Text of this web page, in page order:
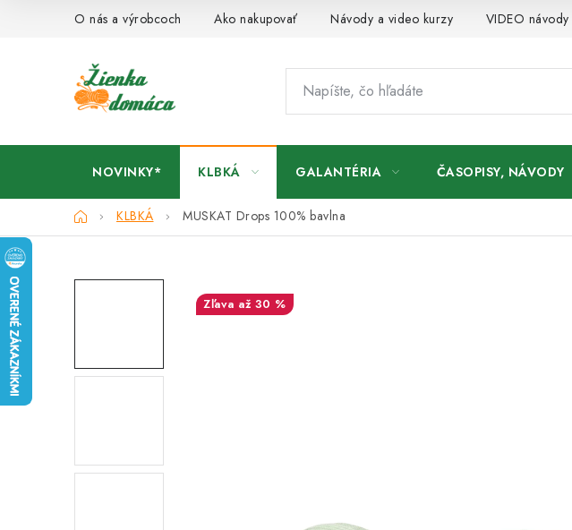
O nás a výrobcoch Ako nakupovať Návody a video kurzy VIDEO návody
NOVINKY* KLBKÁ GALANTÉRIA ČASOPISY, NÁVODY
DomovKLBKÁ MUSKAT Drops 100% bavlna
až 30 %